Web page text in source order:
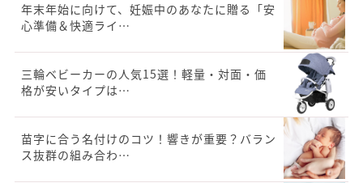
年末年始に向けて、妊娠中のあなたに贈る「安
心準備＆快適ライ…
三輪ベビーカーの人気15選！軽量・対面・価
格が安いタイプは…
苗字に合う名付けのコツ！響きが重要？バラン
ス抜群の組み合わ…